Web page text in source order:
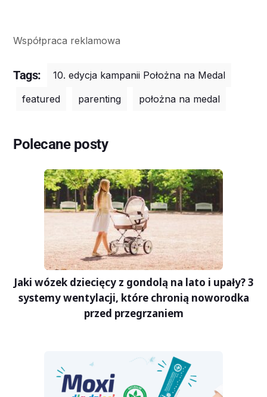
Współpraca reklamowa
Tags:
10. edycja kampanii Położna na Medal
featured
parenting położna na medal
Polecane posty
Jaki wózek dziecięcy z gondolą na lato i upały? 3
systemy wentylacji, które chronią noworodka
przed przegrzaniem